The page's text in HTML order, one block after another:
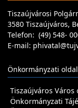
Tiszaújvárosi
3580 Tiszaújváros,
Telefon: (49) 548-
E-mail:
Önkormányzati
Tiszaújváros Város
Önkormányzati